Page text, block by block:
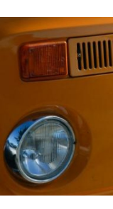
Menu
Home
9 sept: GenAI-training
12 nov: MarketingLive!
Adverteren